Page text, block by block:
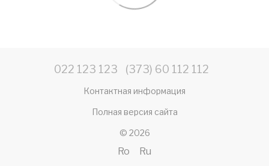
022 123 123 (373) 60 112 112
Контактная информация
Полная версия сайта
© 2026
Ro Ru